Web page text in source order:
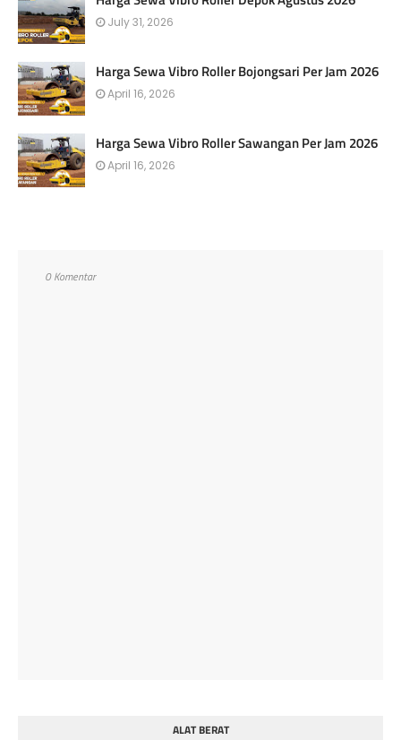
July 31, 2026
Harga Sewa Vibro Roller Bojongsari Per Jam 2026
April 16, 2026
Harga Sewa Vibro Roller Sawangan Per Jam 2026
April 16, 2026
0 Komentar
ALAT BERAT